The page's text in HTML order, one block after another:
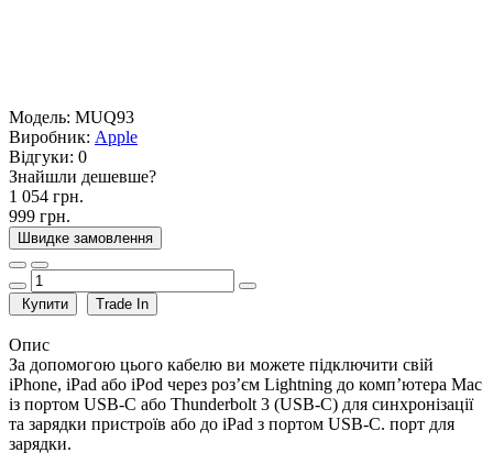
Модель: MUQ93
Виробник: Apple
Відгуки: 0
Знайшли дешевше?
1 054 грн.
999 грн.
Швидке замовлення
Купити Trade In
Опис
За допомогою цього кабелю ви можете підключити свій
iPhone, iPad або iPod через роз’єм Lightning до комп’ютера Mac
із портом USB-C або Thunderbolt 3 (USB-C) для синхронізації
та зарядки пристроїв або до iPad з портом USB-C. порт для
зарядки.